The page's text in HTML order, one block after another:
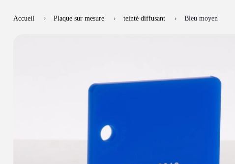
Accueil Plaque sur mesure teinté diffusant Bleu moyen